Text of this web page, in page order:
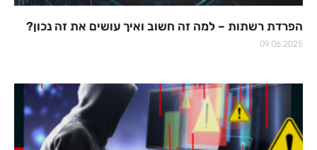
הפרדת רשתות – למה זה חשוב ואיך עושים את זה נכון?
09.06.2025